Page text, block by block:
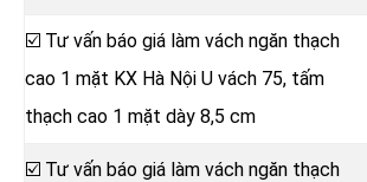
☑️ Tư vấn báo giá làm vách ngăn thạch
cao 1 mặt KX Hà Nội U vách 75, tấm
thạch cao 1 mặt dày 8,5 cm
☑️ Tư vấn báo giá làm vách ngăn thạch